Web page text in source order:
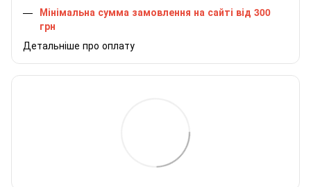
Мінімальна сумма замовлення на сайті від 300
грн
Детальніше про оплату